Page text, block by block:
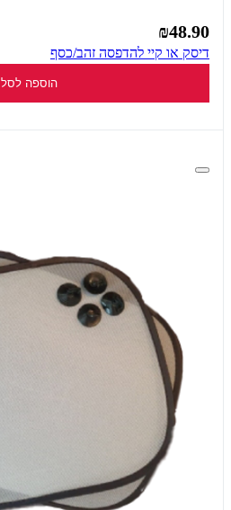
₪48.90
דיסק או קיי להדפסה זהב/כסף
הוספה לסל